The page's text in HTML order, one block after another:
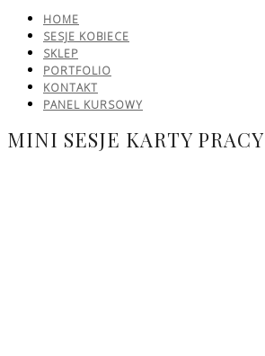
HOME
SESJE KOBIECE
SKLEP
PORTFOLIO
KONTAKT
PANEL KURSOWY
MINI SESJE KARTY PRACY